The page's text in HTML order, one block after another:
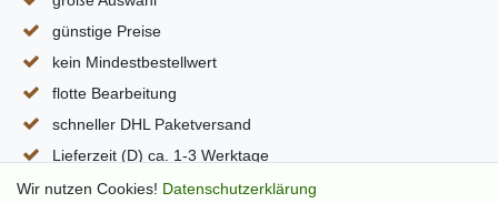
günstige Preise
kein Mindestbestellwert
flotte Bearbeitung
schneller DHL Paketversand
Lieferzeit (D) ca. 1-3 Werktage
alle Seiten per SSL verschlüsselt
Wir nutzen Cookies! Daten­schutz­erklärung